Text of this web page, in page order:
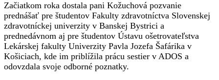
Začiatkom roka dostala pani Kožuchová pozvanie
prednášať pre študentov Fakulty zdravotníctva Slovenskej
zdravotníckej univerzity v Banskej Bystrici a
prednedávnom aj pre študentov Ústavu ošetrovateľstva
Lekárskej fakulty Univerzity Pavla Jozefa Šafárika v
Košiciach, kde im priblížila prácu sestier v ADOS a
odovzdala svoje odborné poznatky.